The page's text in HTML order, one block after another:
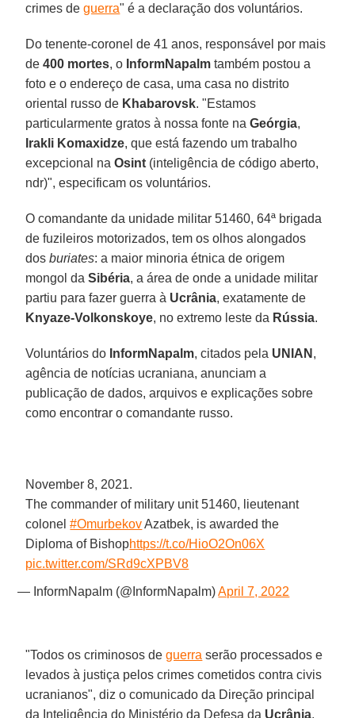
crimes deguerra" é a declaração dos voluntários.
Do tenente-coronel de 41 anos, responsável por mais
de400 mortes, o InformNapalm também postou a
foto e o endereço de casa, uma casa no distrito
oriental russo de Khabarovsk. "Estamos
particularmente gratos à nossa fonte naGeórgia,
Irakli Komaxidze, que está fazendo um trabalho
excepcional naOsint (inteligência de código aberto,
ndr)", especificam os voluntários.
O comandante da unidade militar 51460, 64ª brigada
de fuzileiros motorizados, tem os olhos alongados
dosburiates: a maior minoria étnica de origem
mongol daSibéria, a área de onde a unidade militar
partiu para fazer guerra à Ucrânia, exatamente de
Knyaze-Volkonskoye, no extremo leste da Rússia.
Voluntários do InformNapalm, citados pela UNIAN ,
agência de notícias ucraniana, anunciam a
publicação de dados, arquivos e explicações sobre
como encontrar o comandante russo.
November 8, 2021.
The commander of military unit 51460, lieutenant
colonel#OmurbekovAzatbek, is awarded the
Diploma of Bishophttps://t.co/HioO2On06X
pic.twitter.com/SRd9cXPBV8
— InformNapalm (@InformNapalm)April 7, 2022
"Todos os criminosos deguerra serão processados e
levados à justiça pelos crimes cometidos contra civis
ucranianos", diz o comunicado da Direção principal
da Inteligência do Ministério da Defesa da Ucrânia,